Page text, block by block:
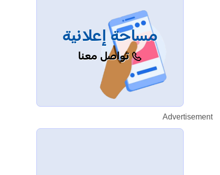
مساحة إعلانية
تواصل معنا
Advertisement